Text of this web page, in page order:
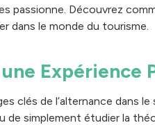
passionne. Découvrez
dans le monde du tourisme.
Expérience
clés de l’alternance dans
de simplement étudier la